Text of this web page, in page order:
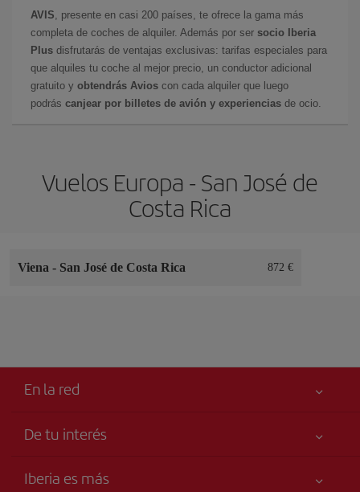
AVIS , presente en casi 200 países, te ofrece la gama más
completa de coches de alquiler. Además por ser socio Iberia
Plus disfrutarás de ventajas exclusivas: tarifas especiales para
que alquiles tu coche al mejor precio, un conductor adicional
gratuito y obtendrás Avios con cada alquiler que luego
podrás canjear por billetes de avión y experiencias de ocio.
Vuelos Europa - San José de
Costa Rica
Viena - San José de Costa Rica 872
En la red
De tu interés
Accesibilidad
Iberia es más